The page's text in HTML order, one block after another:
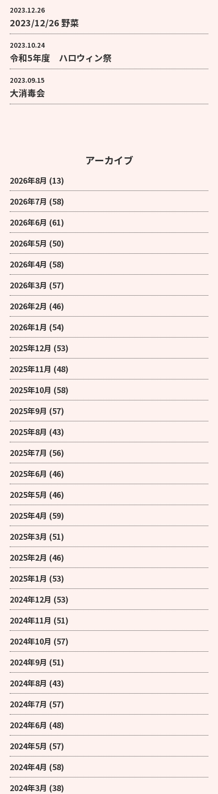
2023.12.26
2023/12/26 野菜
2023.10.24
令和5年度 ハロウィン祭
2023.09.15
大消毒会
アーカイブ
2026年8月 (13)
2026年7月 (58)
2026年6月 (61)
2026年5月 (50)
2026年4月 (58)
2026年3月 (57)
2026年2月 (46)
2026年1月 (54)
2025年12月 (53)
2025年11月 (48)
2025年10月 (58)
2025年9月 (57)
2025年8月 (43)
2025年7月 (56)
2025年6月 (46)
2025年5月 (46)
2025年4月 (59)
2025年3月 (51)
2025年2月 (46)
2025年1月 (53)
2024年12月 (53)
2024年11月 (51)
2024年10月 (57)
2024年9月 (51)
2024年8月 (43)
2024年7月 (57)
2024年6月 (48)
2024年5月 (57)
2024年4月 (58)
2024年3月 (38)